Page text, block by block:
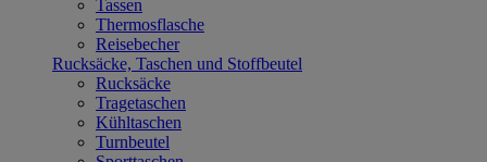
Tassen
Thermosflasche
Reisebecher
Rucksäcke, Taschen und Stoffbeutel
Rucksäcke
Tragetaschen
Kühltaschen
Turnbeutel